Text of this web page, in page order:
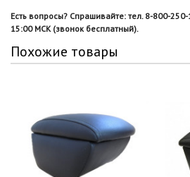
Есть вопросы? Спрашивайте: тел. 8-800-
15:00 МСК (звонок бесплатный).
Похожие товары